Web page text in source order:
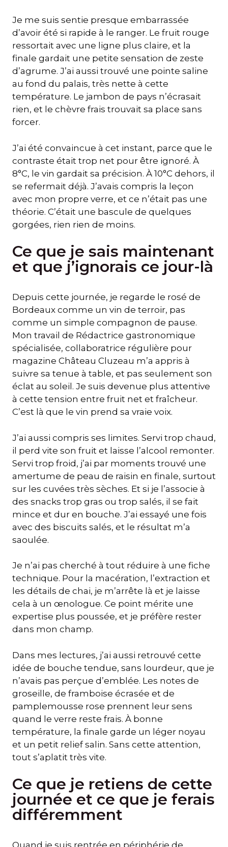
Je me suis sentie presque embarrassée
d’avoir été si rapide à le ranger. Le fruit rouge
ressortait avec une ligne plus claire, et la
finale gardait une petite sensation de zeste
d’agrume. J’ai aussi trouvé une pointe saline
au fond du palais, très nette à cette
température. Le jambon de pays n’écrasait
rien, et le chèvre frais trouvait sa place sans
forcer.
J’ai été convaincue à cet instant, parce que le
contraste était trop net pour être ignoré. À
8°C, le vin gardait sa précision. À 10°C dehors, il
se refermait déjà. J’avais compris la leçon
avec mon propre verre, et ce n’était pas une
théorie. C’était une bascule de quelques
gorgées, rien rien de moins.
Ce que je sais maintenant
et que j’ignorais ce jour-là
Depuis cette journée, je regarde le rosé de
Bordeaux comme un vin de terroir, pas
comme un simple compagnon de pause.
Mon travail de Rédactrice gastronomique
spécialisée, collaboratrice régulière pour
magazine Château Cluzeau m’a appris à
suivre sa tenue à table, et pas seulement son
éclat au soleil. Je suis devenue plus attentive
à cette tension entre fruit net et fraîcheur.
C’est là que le vin prend sa vraie voix.
J’ai aussi compris ses limites. Servi trop chaud,
il perd vite son fruit et laisse l’alcool remonter.
Servi trop froid, j’ai par moments trouvé une
amertume de peau de raisin en finale, surtout
sur les cuvées très sèches. Et si je l’associe à
des snacks trop gras ou trop salés, il se fait
mince et dur en bouche. J’ai essayé une fois
avec des biscuits salés, et le résultat m’a
saoulée.
Je n’ai pas cherché à tout réduire à une fiche
technique. Pour la macération, l’extraction et
les détails de chai, je m’arrête là et je laisse
cela à un œnologue. Ce point mérite une
expertise plus poussée, et je préfère rester
dans mon champ.
Dans mes lectures, j’ai aussi retrouvé cette
idée de bouche tendue, sans lourdeur, que je
n’avais pas perçue d’emblée. Les notes de
groseille, de framboise écrasée et de
pamplemousse rose prennent leur sens
quand le verre reste frais. À bonne
température, la finale garde un léger noyau
et un petit relief salin. Sans cette attention,
tout s’aplatit très vite.
Ce que je retiens de cette
journée et ce que je ferais
différemment